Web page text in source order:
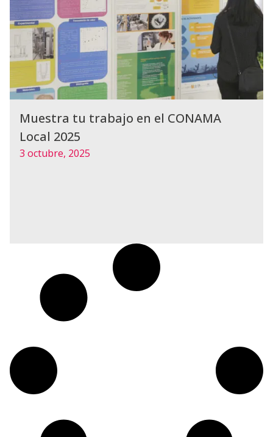
Muestra tu trabajo en el CONAMA
Local 2025
3 octubre, 2025